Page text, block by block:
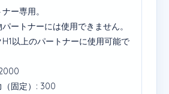
ー専用。
ートナーには使用できません。
H1以上のパートナーに使用可能で
（固定）: 300